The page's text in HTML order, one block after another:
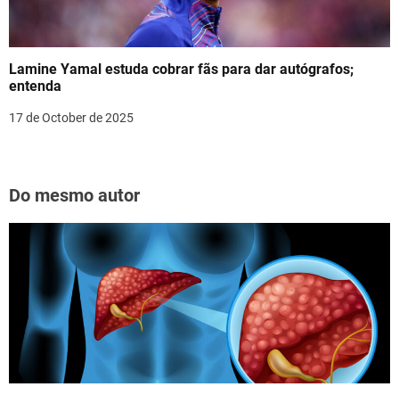
Lamine Yamal estuda cobrar fãs para dar autógrafos;
entenda
17 de October de 2025
Do mesmo autor